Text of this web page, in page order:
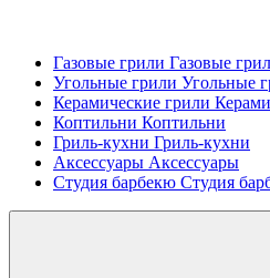
Газовые грили Газовые
Угольные грили Угольные
Керамические грили
Коптильни Коптильни
Гриль-кухни Гриль-кухни
Аксессуары Аксессуары
Студия барбекю Студия